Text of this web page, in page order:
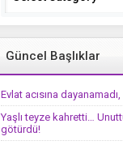
Güncel Başlıklar
Evlat acısına
Yaşlı teyze kahretti…
götürdü!